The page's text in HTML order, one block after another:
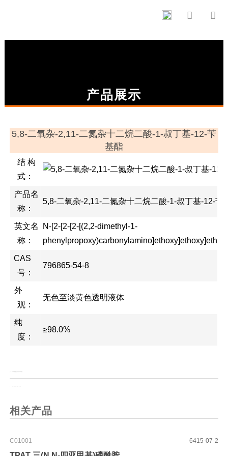
 
产品展示
5,8-二氧杂-2,11-二氮杂十二烷二酸-1-叔丁基-12-苄
基酯
结 构
式：
产品名
称：
5,8-二氧杂-2,11-二氮杂十二烷二酸-1-叔丁基-12-苄
英文名
称：
N-[2-[2-[2-[(2,2-dimethyl-1-
CAS
号：
796865-54-8
外
观：
无色至淡黄色透明液体
纯
度：
≥98.0%
相关产品
C01001 6415-07-2